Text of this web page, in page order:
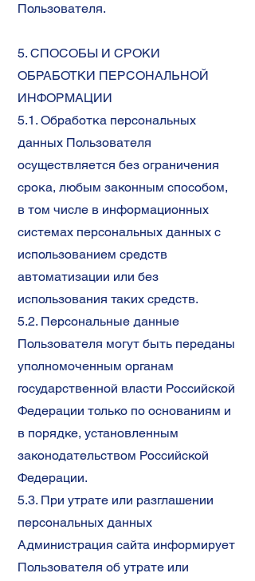
Пользователя.
5. СПОСОБЫ И СРОКИ
ОБРАБОТКИ ПЕРСОНАЛЬНОЙ
ИНФОРМАЦИИ
5.1. Обработка персональных
данных Пользователя
осуществляется без ограничения
срока, любым законным способом,
в том числе в информационных
системах персональных данных с
использованием средств
автоматизации или без
использования таких средств.
5.2. Персональные данные
Пользователя могут быть переданы
уполномоченным органам
государственной власти Российской
Федерации только по основаниям и
в порядке, установленным
законодательством Российской
Федерации.
5.3. При утрате или разглашении
персональных данных
Администрация сайта информирует
Пользователя об утрате или